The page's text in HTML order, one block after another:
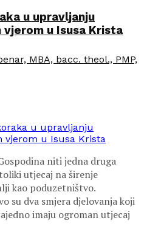
u upravljanju
u Isusa Krista
MBA, bacc. theol., PMP,
niti jedna druga
utjecaj na širenje
kao poduzetništvo.
su dva smjera djelovanja koji
imaju ogroman utjecaj